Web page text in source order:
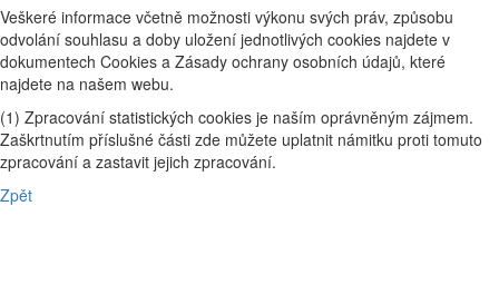
Veškeré informace včetně možnosti výkonu svých práv, způsobu
odvolání souhlasu a doby uložení jednotlivých cookies najdete v
dokumentech Cookies a Zásady ochrany osobních údajů, které
najdete na našem webu.
(1) Zpracování statistických cookies je naším oprávněným zájmem.
Zaškrtnutím příslušné části zde můžete uplatnit námitku proti tomuto
zpracování a zastavit jejich zpracování.
Zpět